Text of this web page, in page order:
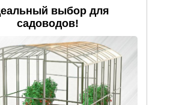
выбор для
садоводов!